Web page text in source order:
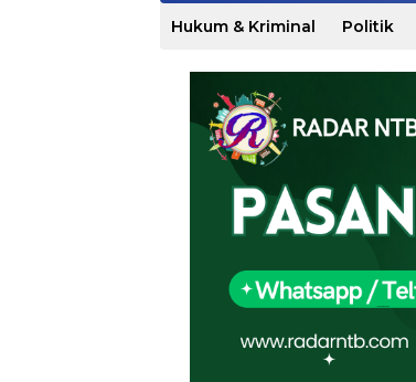
Hukum & Kriminal Politik